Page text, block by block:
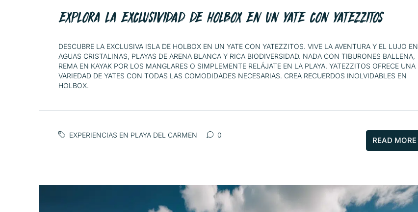
EXPLORA LA EXCLUSIVIDAD DE HOLBOX EN UN YATE CON YATEZZITOS
DESCUBRE LA EXCLUSIVA ISLA DE HOLBOX EN UN YATE CON YATEZZITOS. VIVE LA AVENTURA Y EL LUJO EN
AGUAS CRISTALINAS, PLAYAS DE ARENA BLANCA Y RICA BIODIVERSIDAD. NADA CON TIBURONES BALLENA,
REMA EN KAYAK POR LOS MANGLARES O SIMPLEMENTE RELÁJATE EN LA PLAYA. YATEZZITOS OFRECE UNA
VARIEDAD DE YATES CON TODAS LAS COMODIDADES NECESARIAS. CREA RECUERDOS INOLVIDABLES EN
HOLBOX.
EXPERIENCIAS EN PLAYA DEL CARMEN 0
READ MORE